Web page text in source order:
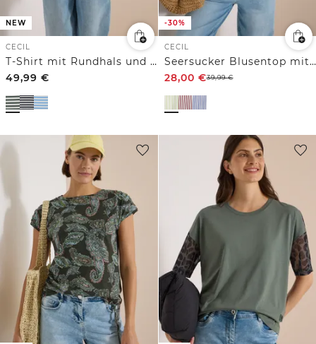
NEW
CECIL
T-Shirt mit Rundhals und Leo-Details
49,99 €
-30%
CECIL
Seersucker Blusentop mit Streifen
28,00 €39,99€